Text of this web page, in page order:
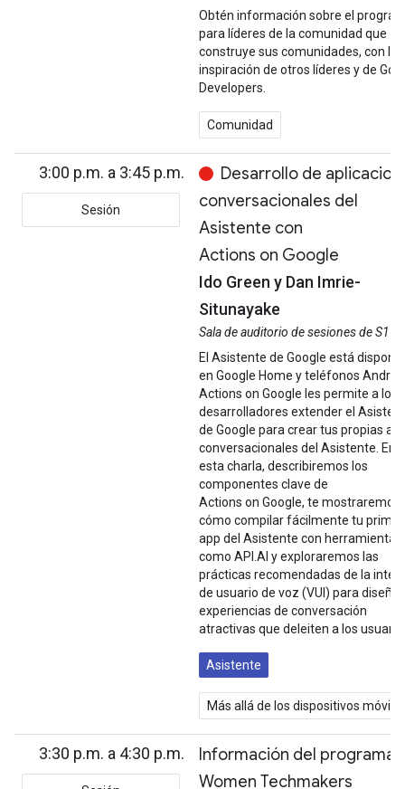
Obtén información sobre el
para líderes de la comunidad que
construye sus comunidades, con la
inspiración de otros líderes y de
Developers.
Comunidad
3:00 p.m. a 3:45 p.m.
Sesión
Desarrollo de
conversacionales del
Asistente con
Actions on Google
Ido Green y Dan Imrie-
Situnayake
Sala de auditorio de sesiones de S1
El Asistente de Google está
en Google Home y teléfonos
Actions on Google les permite a los
desarrolladores extender el
de Google para crear tus propias
conversacionales del Asistente. En
esta charla, describiremos los
componentes clave de
Actions on Google, te mostraremos
cómo compilar fácilmente tu
app del Asistente con herramientas
como API.AI y exploraremos las
prácticas recomendadas de la
de usuario de voz (VUI) para diseñar
experiencias de conversación
atractivas que deleiten a los
Asistente
Más allá de los dispositivos
3:30 p.m. a 4:30 p.m.
Información del programa
Women Techmakers